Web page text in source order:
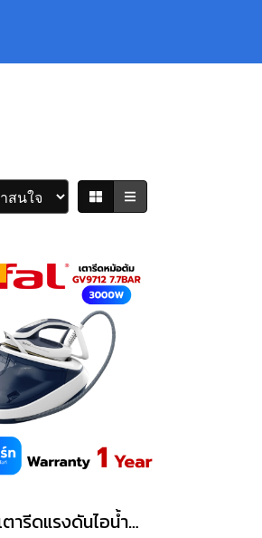
TEFAL เตารีดแรงดันไอน้ำแยกหม้อต้ม Pro Express Ultimate II (7.7บาร์, 1.2ลิตร) รุ่น GV9712